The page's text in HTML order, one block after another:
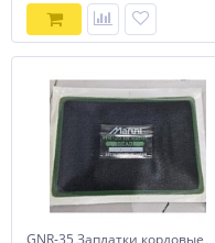
GNR-35 Заплатки кордовые